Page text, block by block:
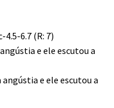
6.7 (R: 7)
e ele escutou a
angústia e ele escutou a